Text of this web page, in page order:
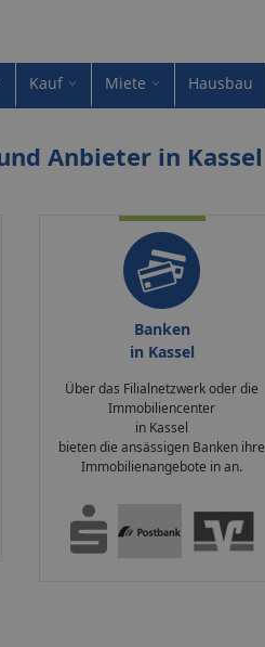
Kauf Miete Hausbau
Anbieter in Kassel
Banken
in Kassel
Über das Filialnetzwerk oder die
Immobiliencenter
in Kassel
bieten die ansässigen Banken ihre
Immobilienangebote in an.